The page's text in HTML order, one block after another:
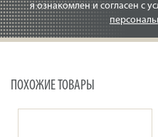
я ознакомлен и согласен с
ПОХОЖИЕ ТОВАРЫ